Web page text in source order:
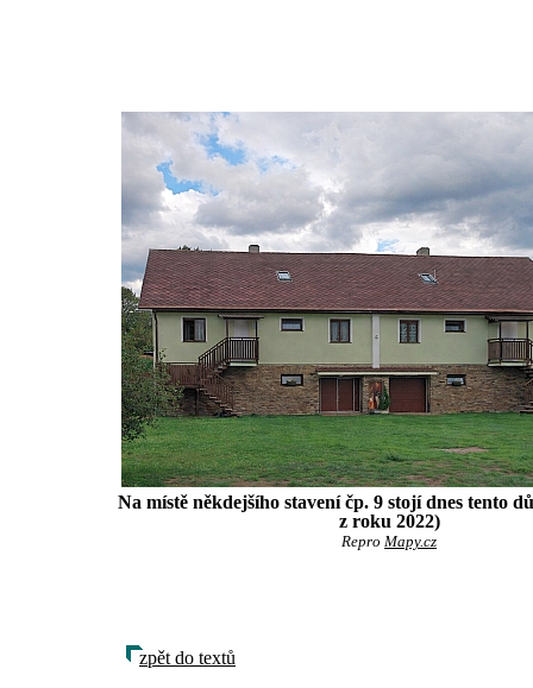
Na místě někdejšího stavení čp. 9 stojí dnes tento
z roku 2022)
Repro Mapy.cz
zpět do textů